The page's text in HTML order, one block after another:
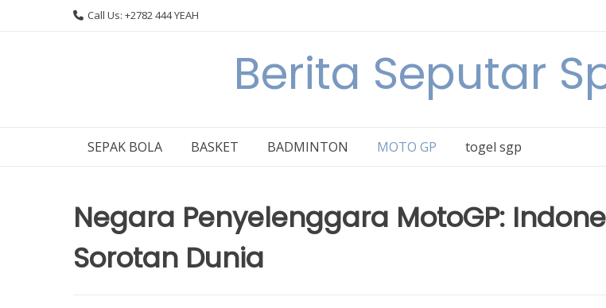
Call Us: +2782 444 YEAH
Berita Seputar
SEPAK BOLA BASKET BADMINTON MOTO GP togel sgp
Negara Penyelenggara MotoGP:
Sorotan Dunia